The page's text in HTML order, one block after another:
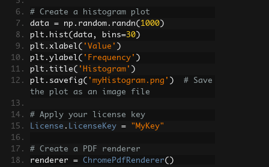
# Create a histogram plot
data = np . random . randn( 1000 )
plt . hist( data , bins=30 )
plt . xlabel( 'Value' )
plt . ylabel( 'Frequency' )
plt . title( 'Histogram' )
plt . savefig( 'myHistogram.png' )
# Save
the plot as an image file
# Apply your license key
License . LicenseKey = "MyKey"
# Create a PDF renderer
renderer = ChromePdfRenderer()